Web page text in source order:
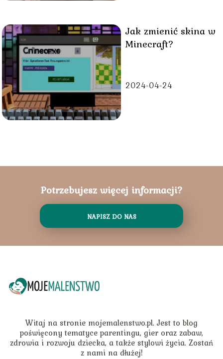
Jak zmienić skina w
Minecraft?
2024-04-24
Potrzebujesz więcej informacji?
NAPISZ DO NAS
Witaj na stronie mojemalenstwo.pl. Jest to blog
poświęcony tematyce parentingu, gier oraz zabaw,
zdrowia i rozwoju dziecka, a także stylowi życia. Zostań
z nami na dłużej!